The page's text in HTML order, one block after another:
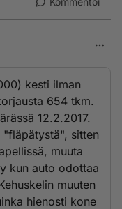
kesti ilman
654 tkm.
12.2.2017.
"fläpätystä", sitten
muuta
kun auto odottaa
muuten
hienosti kone